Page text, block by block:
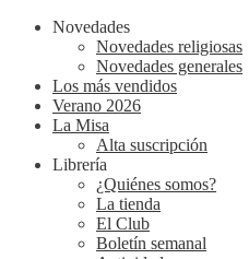
Novedades
Novedades religiosas
Novedades generales
Los más vendidos
Verano 2026
La Misa
Alta suscripción
Librería
¿Quiénes somos?
La tienda
El Club
Boletín semanal